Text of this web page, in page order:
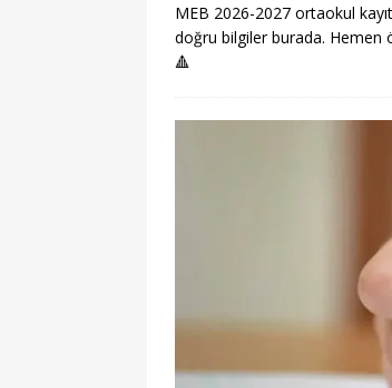
MEB 2026-2027 ortaokul
doğru bilgiler burada. Hemen
🔺